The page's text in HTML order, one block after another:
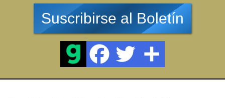
Suscribirse al Boletín